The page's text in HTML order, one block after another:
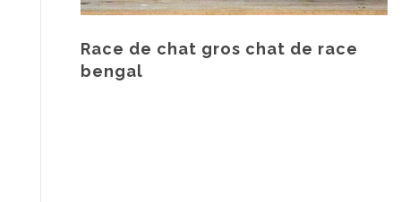
Race de chat gros chat de race
bengal